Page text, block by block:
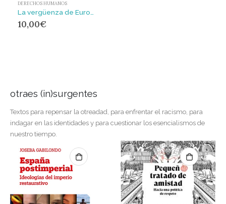
DERECHOS HUMANOS
La vergüenza de Europa. : Diarios desde el campo de concentración de Quíos
10,00€
otraes (in)surgentes
Textos para repensar la otreadad, para enfrentar el racismo, para
indagar en las identidades y para cuestionar los esencialismos de
nuestro tiempo.